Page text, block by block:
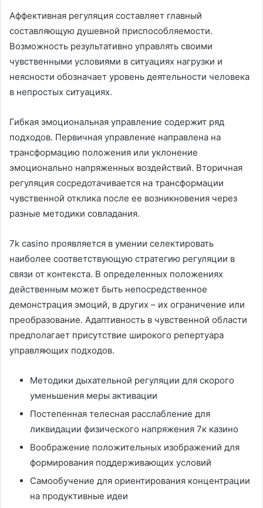
Аффективная регуляция составляет главный
составляющую душевной приспособляемости.
Возможность результативно управлять своими
чувственными условиями в ситуациях нагрузки и
неясности обозначает уровень деятельности человека
в непростых ситуациях.
Гибкая эмоциональная управление содержит ряд
подходов. Первичная управление направлена на
трансформацию положения или уклонение
эмоционально напряженных воздействий. Вторичная
регуляция сосредотачивается на трансформации
чувственной отклика после ее возникновения через
разные методики совладания.
7k casino проявляется в умении селектировать
наиболее соответствующую стратегию регуляции в
связи от контекста. В определенных положениях
действенным может быть непосредственное
демонстрация эмоций, в других – их ограничение или
преобразование. Адаптивность в чувственной области
предполагает присутствие широкого репертуара
управляющих подходов.
Методики дыхательной регуляции для скорого
уменьшения меры активации
Постепенная телесная расслабление для
ликвидации физического напряжения 7к казино
Воображение положительных изображений для
формирования поддерживающих условий
Самообучение для ориентирования концентрации
на продуктивные идеи